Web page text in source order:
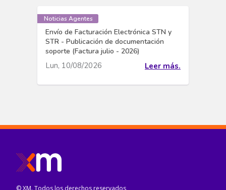
Noticias Agentes
Envío de Facturación Electrónica STN y
STR - Publicación de documentación
soporte (Factura julio - 2026)
Lun, 10/08/2026 Leer más.